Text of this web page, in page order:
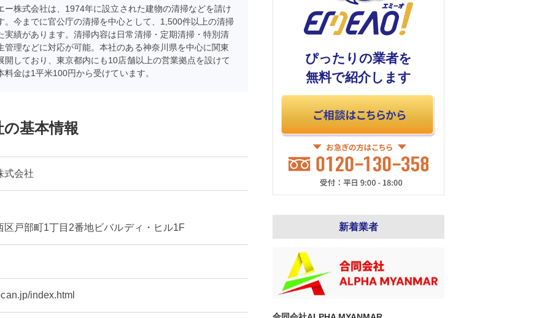
ー株式会社は、1974年に設立された建物の清掃などを請け
。今までに官公庁の清掃を中心として、1,500件以上の清掃
実績があります。清掃内容は日常清掃・定期清掃・特別清
管理などに対応が可能。本社のある神奈川県を中心に関東
開しており、東京都内にも10店舗以上の営業拠点を設けて
料金は1平米100円から受けています。
基本情報
式会社
区戸部町1丁目2番地ビバルディ・ヒル1F
index.html
ぴったりの業者を
無料で紹介します
新着業者